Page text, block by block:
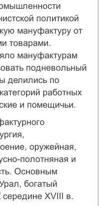
политикой
мануфактуру от
товарами.
мануфактурам
подневольный
делились по
работных
и помещичьи.
оружейная,
полотняная и
Основным
богатый
XVIII в.